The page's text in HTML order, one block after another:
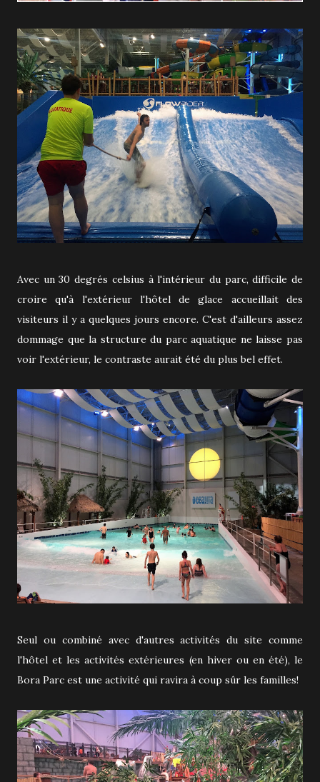
Avec un 30 degrés celsius à l'intérieur du parc, difficile de
croire qu'à l'extérieur l'hôtel de glace accueillait des
visiteurs il y a quelques jours encore. C'est d'ailleurs assez
dommage que la structure du parc aquatique ne laisse pas
voir l'extérieur, le contraste aurait été du plus bel effet.
Seul ou combiné avec d'autres activités du site comme
l'hôtel et les activités extérieures (en hiver ou en été), le
Bora Parc est une activité qui ravira à coup sûr les familles!